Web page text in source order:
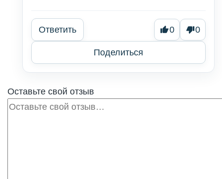
Ответить 0 0
Поделиться
Оставьте свой отзыв
Отзыв